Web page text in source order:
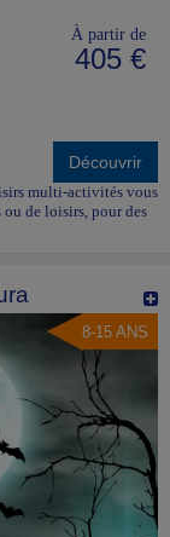
À partir de
405 €
Découvrir
multi-activités vous
de loisirs, pour des
8-15 ANS